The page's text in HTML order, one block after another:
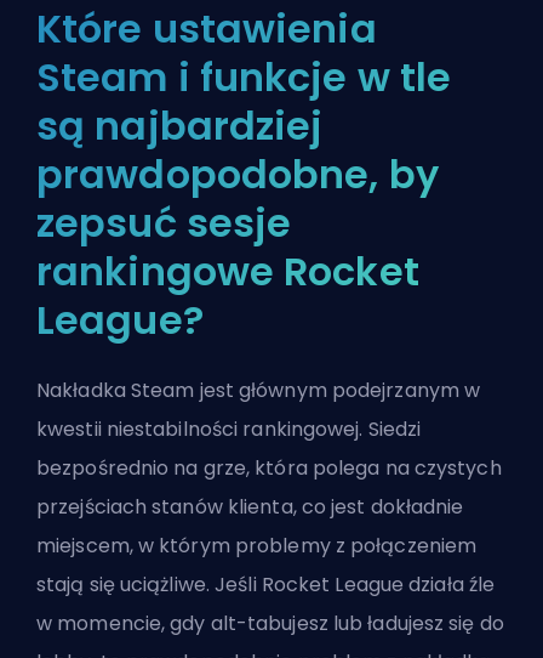
Które ustawienia
Steam i funkcje w tle
są najbardziej
prawdopodobne, by
zepsuć sesje
rankingowe Rocket
League?
Nakładka Steam jest głównym podejrzanym w
kwestii niestabilności rankingowej. Siedzi
bezpośrednio na grze, która polega na czystych
przejściach stanów klienta, co jest dokładnie
miejscem, w którym problemy z połączeniem
stają się uciążliwe. Jeśli Rocket League działa źle
w momencie, gdy alt-tabujesz lub ładujesz się do